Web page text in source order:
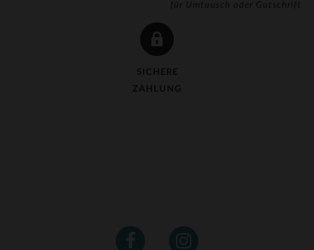
für Umtausch oder Gutschrift
SICHERE
ZAHLUNG